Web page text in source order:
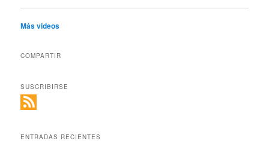
Más videos
COMPARTIR
SUSCRIBIRSE
ENTRADAS RECIENTES